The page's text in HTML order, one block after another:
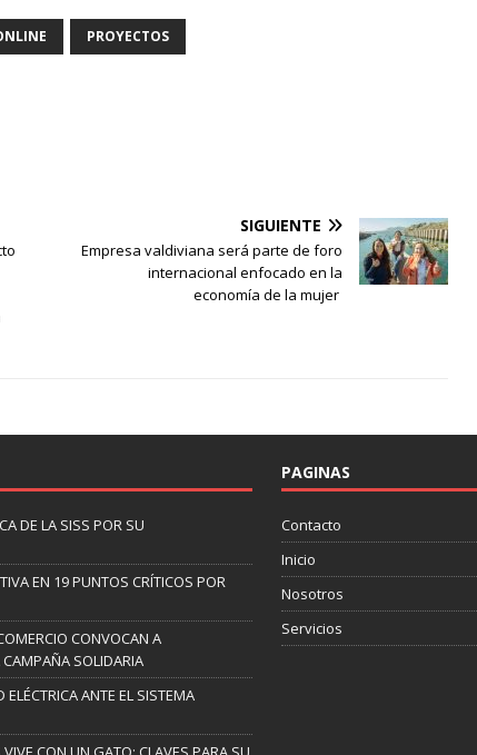
PROYECTOS
SIGUIENTE
Empresa valdiviana será parte de foro
internacional enfocado en la
economía de la mujer ­
DE LA SISS POR SU
EN 19 PUNTOS CRÍTICOS POR
CONVOCAN A
SOLIDARIA
ANTE EL SISTEMA
PAGINAS
Contacto
Inicio
Nosotros
Servicios